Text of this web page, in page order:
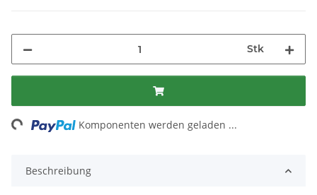
Stk
Komponenten werden geladen ...
Beschreibung